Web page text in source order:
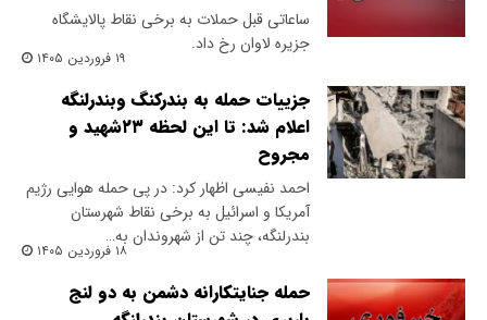
ساعاتی قبل حملات به برخی نقاط پالایشگاه
جزیره لاوان رخ داد.
۱۹ فروردین ۱۴۰۵
جزییات حمله به بندرکنگ وبندرلنگه
اعلام شد: تا این لحظه ۲۳شهید و
مجروح
احمد نفیسی اظهار کرد: در پی حمله هوایی رژیم
آمریکا و اسرائیل به برخی نقاط شهرستان
بندرلنگه، چند تن از شهروندان به…
۱۸ فروردین ۱۴۰۵
حمله جنایتکارانه دشمن به دو لنج